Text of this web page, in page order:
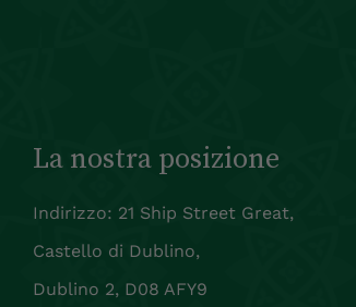
La nostra posizione
Indirizzo: 21 Ship Street Great,
Castello di Dublino,
Dublino 2, D08 AFY9